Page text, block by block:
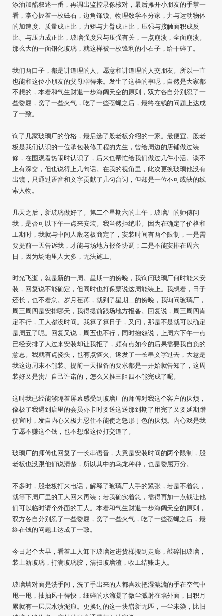
添油加醋叙述一番，再调出监控录像核对，最后摊开小朋友的手掌一
看，掌心握着一枚磁石，边角锋锐。物理数学不分家，力与运动物体
的加速度、质量成正比，力矩与力臂成正比，压强与接触面积成反
比、与压力成正比，玻璃强度只与压强有关，一点崩溃，全面崩溃。
那么大的一面钢化玻璃，就这样被一枚锋利的小石子，给干碎了。
我们两口子，都是讲道理的人。愿意和讲道理的人交朋友。所以一直
也能和这位小朋友的父母聊得来。发生了这样的事呢，自然是大家都
不想的，本着和气生财退一步海阔天空的原则，双方各自分别忍了一
些委屈，窝了一些火气，吃了一些苍蝇之后，最终在钱的问题上达成
了一致。
询了几家玻璃厂的价格，最后选了殷老板介绍的一家。最便宜。殷老
板是我们认识的一位承包装修工程的先生，曾给周边的店铺做过装
修，在围观看热闹时认识了，后来也帮忙给我们做过几件小活。谈不
上有深交，但也说得上几句话。在我的视角里，此次更换玻璃他没有
出镜，只通过语音和文字贡献了几句台词，但却是一位不可或缺的线
索人物。
几天之后，新玻璃做好了。第二个星期六的上午，玻璃厂的师傅问
我，是否可以下午一点来安装。我当然拒绝啦。因为在确定了价格和
工期时，我就与中间人殷老板商定了，安装时间有两个限制，一是需
要提前一天告诉我，才能与场地方报备协调；二是不能安排在周六
日，因为场地里人太多，无法施工。
时光飞逝，就是新的一周。星期一的傍晚，我询问玻璃厂何时能来安
装，回复说不能确定，但同时也打保票说这周能装上。我想着，日子
还长，也不着急。岁月荏苒，就到了星期二的傍晚，我询问玻璃厂，
周三周四是安排哪天，我得提前跟场地方报备。回复说，周三周四肯
定不行，工人都没时间。我算了算日子，又问，那是不是就可以确定
是周五了呢。回复又说，周五也不行，同时抱怨说，上周六下午一点
已经安排了人过来安装却让我拒了，颇有点如今的后果需要我自负的
意思。我就有点挠头，也有点恼火。遂发了一长串文字过去，大意是
我这边周末不能装、提前一天报备的要求都是一开始就告知了，这周
装好又是贵厂自己许诺的，怎么又推三阻四不能完成了呢。
这时我已经能够隔着屏幕感受到玻璃厂的师傅对我这个客户的厌烦，
像极了我遇到店里的会员办卡时要送这送那到期了用完了又要延期蹭
便宜时，发自内心又极力忍住不能使之怒形于色的厌烦。内心戏是我
宁愿不赚这个钱，也不想跟这位打交道了。
玻璃厂的师傅也回复了一长串语音，大意是安装时间的两个限制，殷
老板也没跟他们说清楚，所以其中的乌龙种种，也是委屈万分。
不多时，殷老板打来电话，解释了玻璃厂人手的紧张，若是不着急，
就等下周厂里的工人回来再装；若我确实着急，需得再加一点钱让他
们可以临时请个外面的工人。本着和气生财退一步海阔天空的原则，
双方各自分别忍了一些委屈，窝了一些火气，吃了一些苍蝇之后，最
终在钱的问题上达成了一致。
今日起个大早，看着工人卸下玻璃运进货梯搬到走廊，敲碎旧玻璃，
装上新玻璃，打满玻璃胶，清扫玻璃渣，收工结账走人。
玻璃墙对面是洗手间，洗了手出来的人都喜欢把湿漉漉的手在空气中
甩一甩，抽抽风干得快，细碎的水滴凝了微尘溅射在墙外面，日积月
累就有一层层水渍泥痕。更换过的这一块崭新无匹，一尘未染，比旧